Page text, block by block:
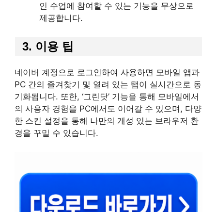
인 수업에 참여할 수 있는 기능을 무상으로
제공합니다.
3. 이용 팁
네이버 계정으로 로그인하여 사용하면 모바일 앱과
PC 간의 즐겨찾기 및 열려 있는 탭이 실시간으로 동
기화됩니다. 또한, ‘그린닷’ 기능을 통해 모바일에서
의 사용자 경험을 PC에서도 이어갈 수 있으며, 다양
한 스킨 설정을 통해 나만의 개성 있는 브라우저 환
경을 꾸밀 수 있습니다.